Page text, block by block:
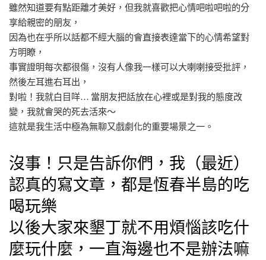
雖然知道要有點距離才美好，但我就喜歡把心情吧啦吧啦的分
享給親密的朋友，
因為也在乎所以話都不經大腦的會直接表達當下的心情希望對
方明瞭，
事實證明每次都很傷，沒有人像我一樣可以大喇喇接受批評，
然後左耳進右耳出，
對啦！我就白目咩… 當朋友把話放在心裡或是對我的態度改
變，我就會哭的死去活來～
這就是我生活中極為無聊又戲劇化的重要場景之一。
沒事！只是告訴你們，我（最近）
認真的寫文章，都是恆春半島的吃
喝玩樂
以後大家來墾丁就不用煩惱該吃什
麼玩什麼，一直海邊也不是辦法嘛